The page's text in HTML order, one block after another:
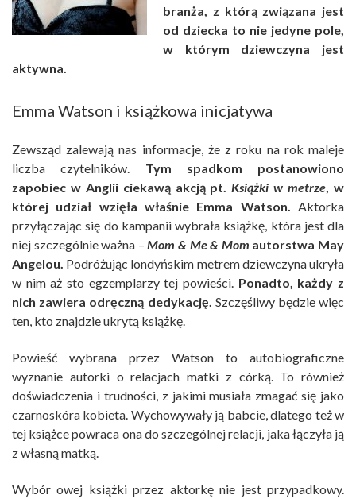
branża, z którą związana jest
od dziecka to nie jedyne pole,
w którym dziewczyna jest
aktywna.
Emma Watson i książkowa inicjatywa
Zewsząd zalewają nas informacje, że z roku na rok maleje
liczba czytelników. Tym spadkom postanowiono
zapobiec w Anglii ciekawą akcją pt.Książki w metrze, w
której udział wzięła właśnie Emma Watson. Aktorka
przyłączając się do kampanii wybrała książkę, która jest dla
niej szczególnie ważna –Mom & Me & Mom autorstwa May
Angelou. Podróżując londyńskim metrem dziewczyna ukryła
w nim aż sto egzemplarzy tej powieści. Ponadto, każdy z
nich zawiera odręczną dedykację. Szczęśliwy będzie więc
ten, kto znajdzie ukrytą książkę.
Powieść wybrana przez Watson to autobiograficzne
wyznanie autorki o relacjach matki z córką. To również
doświadczenia i trudności, z jakimi musiała zmagać się jako
czarnoskóra kobieta. Wychowywały ją babcie, dlatego też w
tej książce powraca ona do szczególnej relacji, jaka łączyła ją
z własną matką.
Wybór owej książki przez aktorkę nie jest przypadkowy.